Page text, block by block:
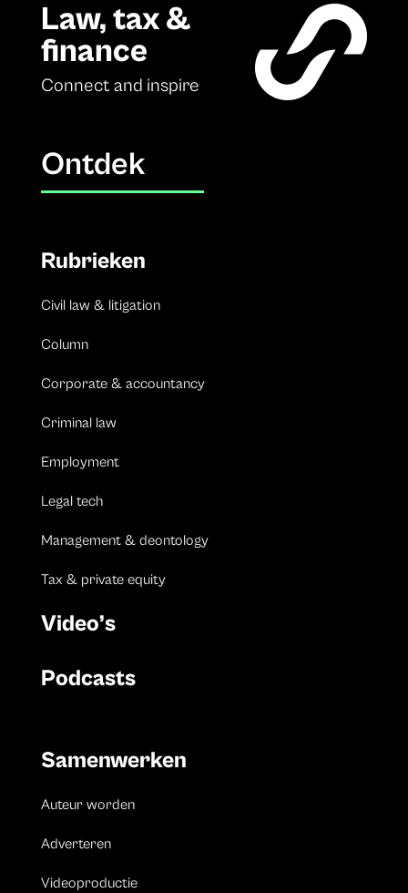
Law, tax &
finance
Connect and inspire
Ontdek
Rubrieken
Civil law & litigation
Column
Corporate & accountancy
Criminal law
Employment
Legal tech
Management & deontology
Tax & private equity
Video’s
Podcasts
Samenwerken
Auteur worden
Adverteren
Videoproductie